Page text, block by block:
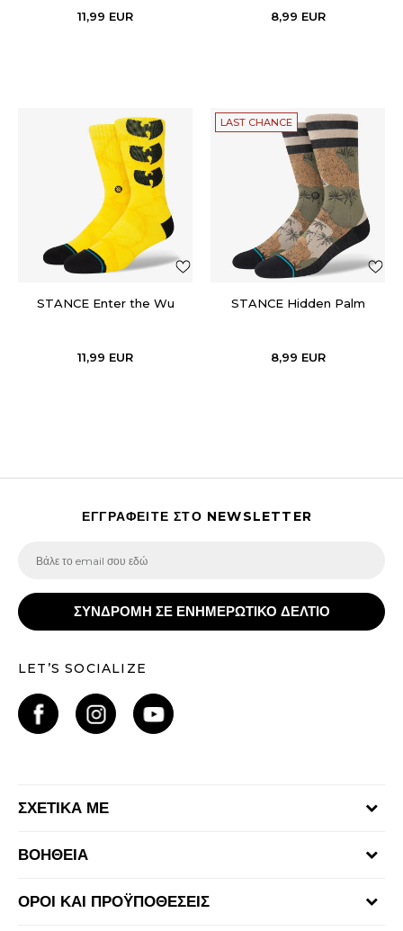
11,99 EUR 8,99 EUR
STANCE Enter the Wu
11,99 EUR
LAST CHANCE
STANCE Hidden Palm
8,99 EUR
ΕΓΓΡΑΦΕΙΤΕ ΣΤΟ NEWSLETTER
ΣΥΝΔΡΟΜΗ ΣΕ ΕΝΗΜΕΡΩΤΙΚΟ ΔΕΛΤΙΟ
LET’S SOCIALIZE
ΣΧΕΤΙΚΑ ΜΕ
Καταστήματα
ΒΟΗΘΕΙΑ
ΟΡΟΙ ΚΑΙ ΠΡΟΫΠΟΘΕΣΕΙΣ